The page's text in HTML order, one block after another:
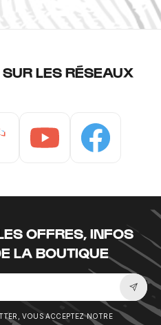
LES RÉSEAUX
OFFRES, INFOS
LA BOUTIQUE
VOUS ACCEPTEZ NOTRE